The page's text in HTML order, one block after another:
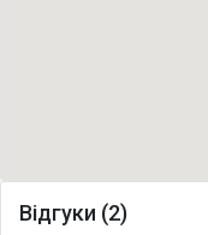
Відгуки (2)